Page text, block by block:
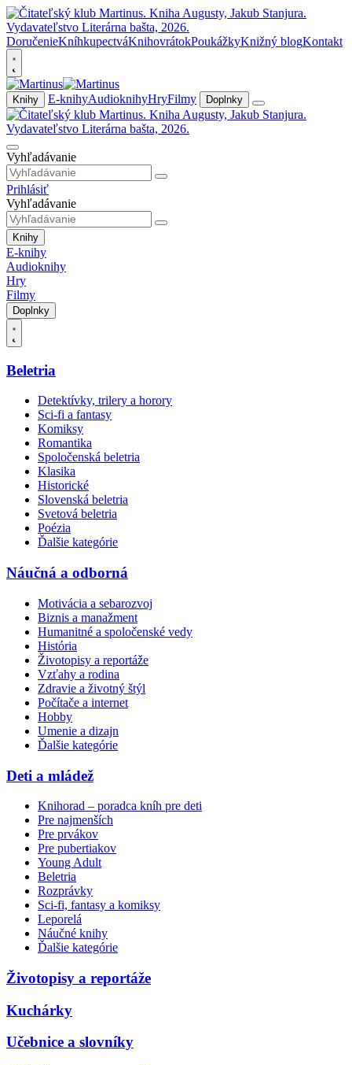
DoručenieKníhkupectváKnihovrátokPoukážkyKnižný blogKontakt
Knihy E-knihyAudioknihyHryFilmy Doplnky
Vyhľadávanie
Prihlásiť
Vyhľadávanie
Knihy
E-knihy
Audioknihy
Hry
Filmy
Doplnky
Beletria
Detektívky, trilery a horory
Sci-fi a fantasy
Komiksy
Romantika
Spoločenská beletria
Klasika
Historické
Slovenská beletria
Svetová beletria
Poézia
Ďalšie kategórie
Náučná a odborná
Motivácia a sebarozvoj
Biznis a manažment
Humanitné a spoločenské vedy
História
Životopisy a reportáže
Vzťahy a rodina
Zdravie a životný štýl
Počítače a internet
Hobby
Umenie a dizajn
Ďalšie kategórie
Deti a mládež
Knihorad – poradca kníh pre deti
Pre najmenších
Pre prvákov
Pre pubertiakov
Young Adult
Beletria
Rozprávky
Sci-fi, fantasy a komiksy
Leporelá
Náučné knihy
Ďalšie kategórie
Životopisy a reportáže
Kuchárky
Učebnice a slovníky